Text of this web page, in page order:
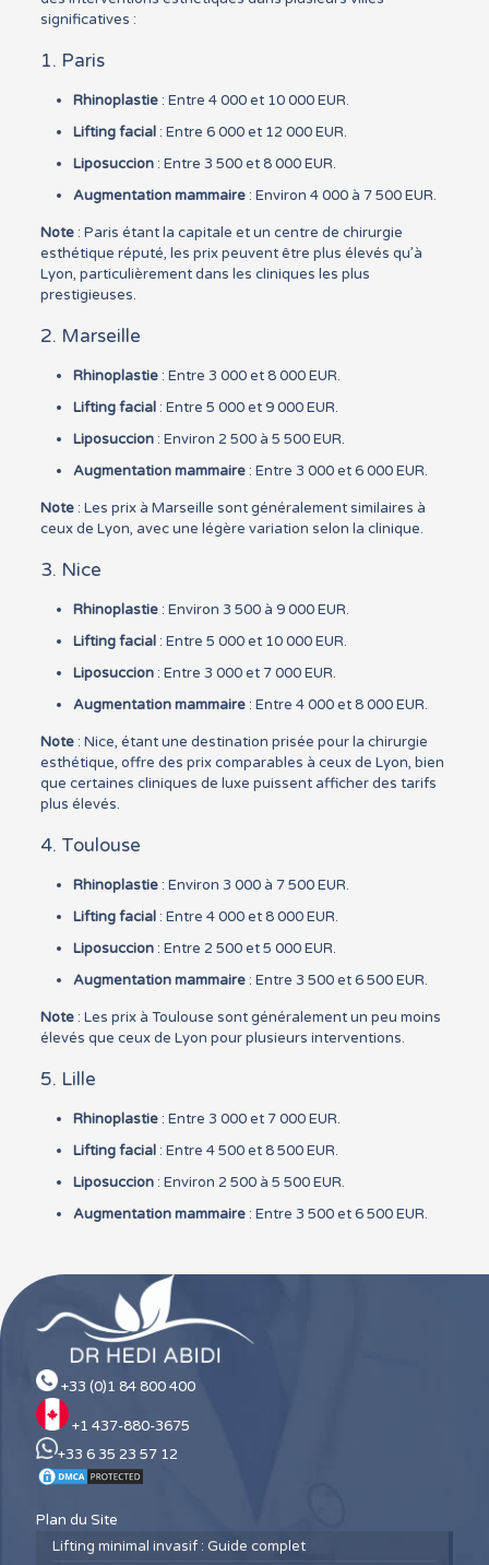
significatives :
1. Paris
Rhinoplastie: Entre 4 000 et 10 000 EUR.
Lifting facial: Entre 6 000 et 12 000 EUR.
Liposuccion: Entre 3 500 et 8 000 EUR.
Augmentation mammaire: Environ 4 000 à 7 500 EUR.
Note: Paris étant la capitale et un centre de chirurgie
esthétique réputé, les prix peuvent être plus élevés qu’à
Lyon, particulièrement dans les cliniques les plus
prestigieuses.
2. Marseille
Rhinoplastie: Entre 3 000 et 8 000 EUR.
Lifting facial: Entre 5 000 et 9 000 EUR.
Liposuccion: Environ 2 500 à 5 500 EUR.
Augmentation mammaire: Entre 3 000 et 6 000 EUR.
Note: Les prix à Marseille sont généralement similaires à
ceux de Lyon, avec une légère variation selon la clinique.
3. Nice
Rhinoplastie: Environ 3 500 à 9 000 EUR.
Lifting facial: Entre 5 000 et 10 000 EUR.
Liposuccion: Entre 3 000 et 7 000 EUR.
Augmentation mammaire: Entre 4 000 et 8 000 EUR.
Note: Nice, étant une destination prisée pour la chirurgie
esthétique, offre des prix comparables à ceux de Lyon, bien
que certaines cliniques de luxe puissent afficher des tarifs
plus élevés.
4. Toulouse
Rhinoplastie: Environ 3 000 à 7 500 EUR.
Lifting facial: Entre 4 000 et 8 000 EUR.
Liposuccion: Entre 2 500 et 5 000 EUR.
Augmentation mammaire: Entre 3 500 et 6 500 EUR.
Note: Les prix à Toulouse sont généralement un peu moins
élevés que ceux de Lyon pour plusieurs interventions.
5. Lille
Rhinoplastie: Entre 3 000 et 7 000 EUR.
Lifting facial: Entre 4 500 et 8 500 EUR.
Liposuccion: Environ 2 500 à 5 500 EUR.
Augmentation mammaire: Entre 3 500 et 6 500 EUR.
+33 (0)1 84 800 400
+1 437-880-3675
+33 6 35 23 57 12
Plan du Site
Lifting minimal invasif : Guide complet